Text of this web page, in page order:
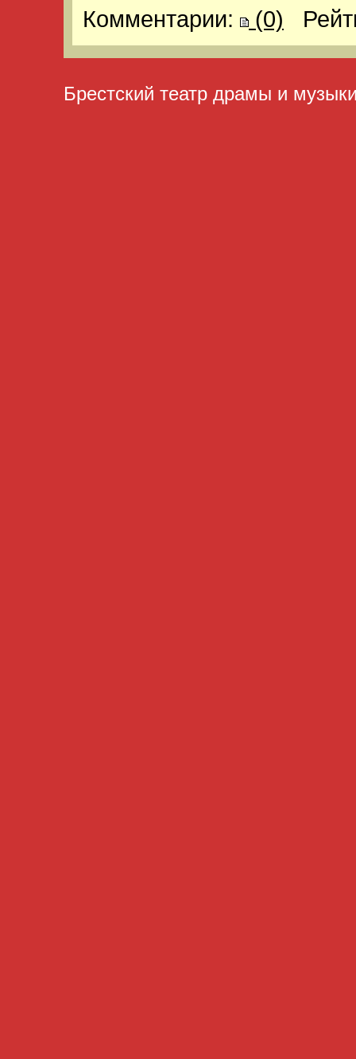
Комментарии: (0)
Брестский театр драмы и